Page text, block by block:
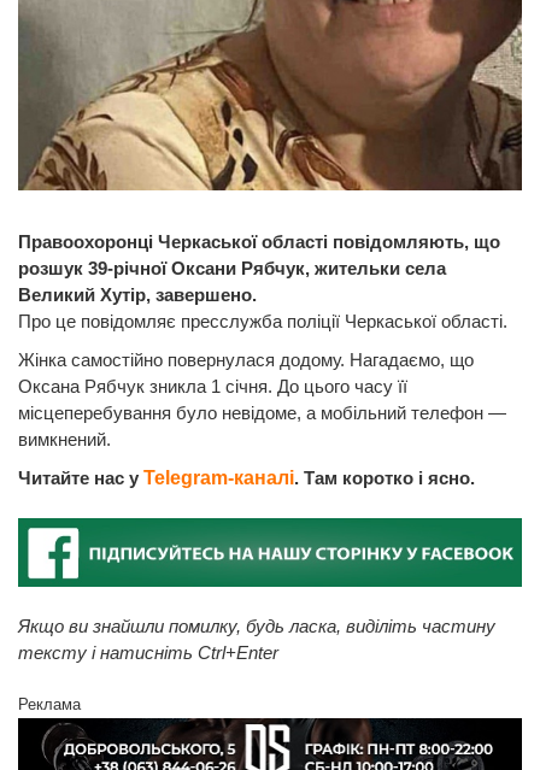
Правоохоронці Черкаської області повідомляють, що
розшук 39-річної Оксани Рябчук, жительки села
Великий Хутір, завершено.
Про це повідомляє пресслужба поліції Черкаської області.
Жінка самостійно повернулася додому. Нагадаємо, що
Оксана Рябчук зникла 1 січня. До цього часу її
місцеперебування було невідоме, а мобільний телефон —
вимкнений.
Читайте нас у Telegram-каналі. Там коротко і ясно.
Якщо ви знайшли помилку, будь ласка, виділіть частину
тексту і натисніть Ctrl+Enter
Реклама